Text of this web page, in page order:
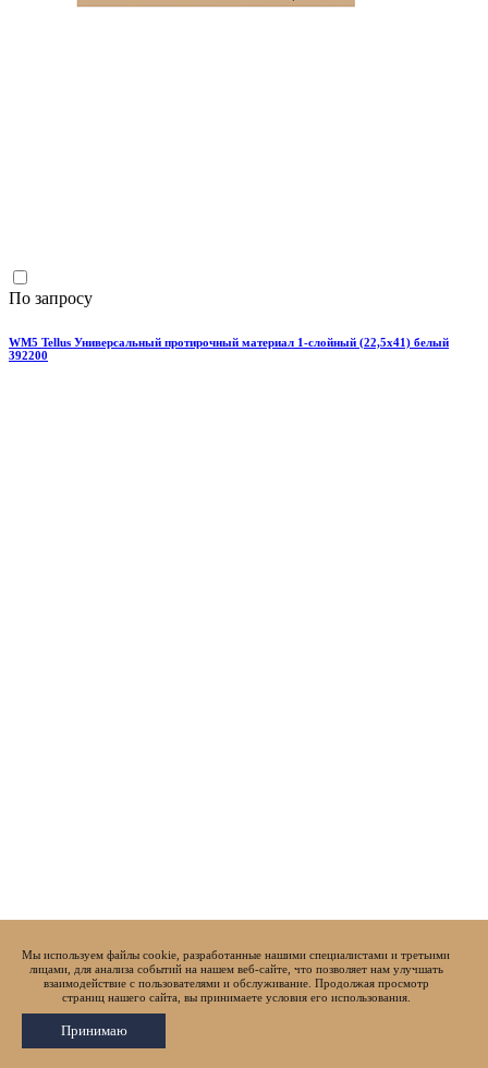
Мы используем файлы cookie, разработанные нашими специалистами и третьими
лицами, для анализа событий на нашем веб-сайте, что позволяет нам улучшать
взаимодействие с пользователями и обслуживание. Продолжая просмотр
страниц нашего сайта, вы принимаете условия его использования.
Принимаю
По запросу
WM5 Tellus Универсальный протирочный материал 1-слойный (22,5х41) белый
392200